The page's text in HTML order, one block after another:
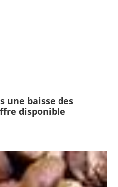
une baisse des
disponible